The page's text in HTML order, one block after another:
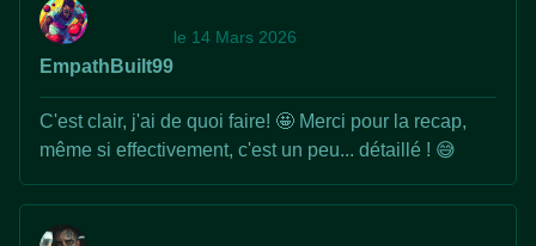
EmpathBuilt99
le 14 Mars 2026
C'est clair, j'ai de quoi faire! 🤩 Merci pour la recap,
même si effectivement, c'est un peu... détaillé ! 😅